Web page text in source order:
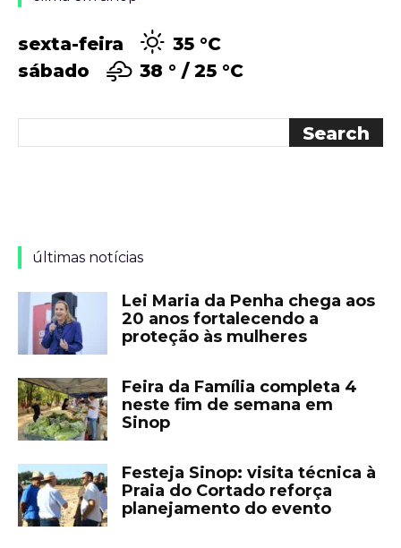
sexta-feira 35 °C
sábado
38 ° 25 °C
últimas notícias
Lei Maria da Penha chega aos
20 anos fortalecendo a
proteção às mulheres
Feira da Família completa 4
neste fim de semana em
Sinop
Festeja Sinop: visita técnica à
Praia do Cortado reforça
planejamento do evento